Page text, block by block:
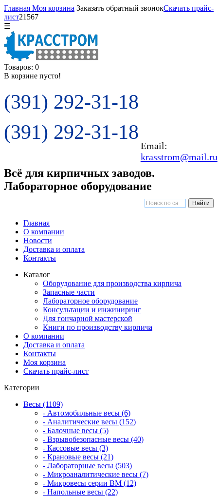
Главная Моя корзина Заказать обратный звонокСкачать прайс-
лист21567
☰
Товаров: 0
В корзине пусто!
(391) 292-31-18
(391) 292-31-18
Email:
krasstrom@mail.ru
Всё для кирпичных заводов.
Лабораторное оборудование
Главная
О компании
Новости
Доставка и оплата
Контакты
Каталог
Оборудование для производства кирпича
Запасные части
Лабораторное оборудование
Консультации и инжиниринг
Для гончарной мастерской
Книги по производству кирпича
О компании
Доставка и оплата
Контакты
Моя корзина
Скачать прайс-лист
Категории
Весы (1109)
- Автомобильные весы (6)
- Аналитические весы (152)
- Балочные весы (5)
- Взрывобезопасные весы (40)
- Кассовые весы (3)
- Крановые весы (21)
- Лабораторные весы (503)
- Микроаналитические весы (7)
- Микровесы серии BM (12)
- Напольные весы (22)